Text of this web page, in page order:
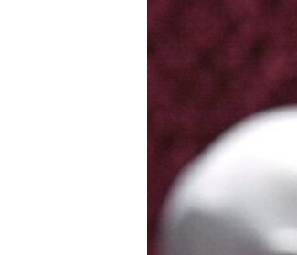
ПОДПИШИТЕСЬ НА РАССЫЛКУ